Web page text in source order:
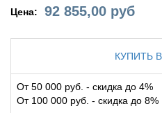
Цена: 92 855,00 руб
КУПИТЬ
От 50 000 руб. - скидка до 4%
От 100 000 руб. - скидка до 8%